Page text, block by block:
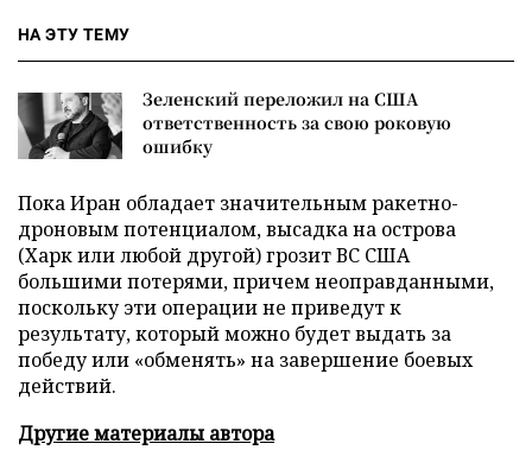
НА ЭТУ ТЕМУ
Зеленский переложил на США
ответственность за свою роковую
ошибку
Пока Иран обладает значительным ракетно-
дроновым потенциалом, высадка на острова
(Харк или любой другой) грозит ВС США
большими потерями, причем неоправданными,
поскольку эти операции не приведут к
результату, который можно будет выдать за
победу или «обменять» на завершение боевых
действий.
Другие материалы автора